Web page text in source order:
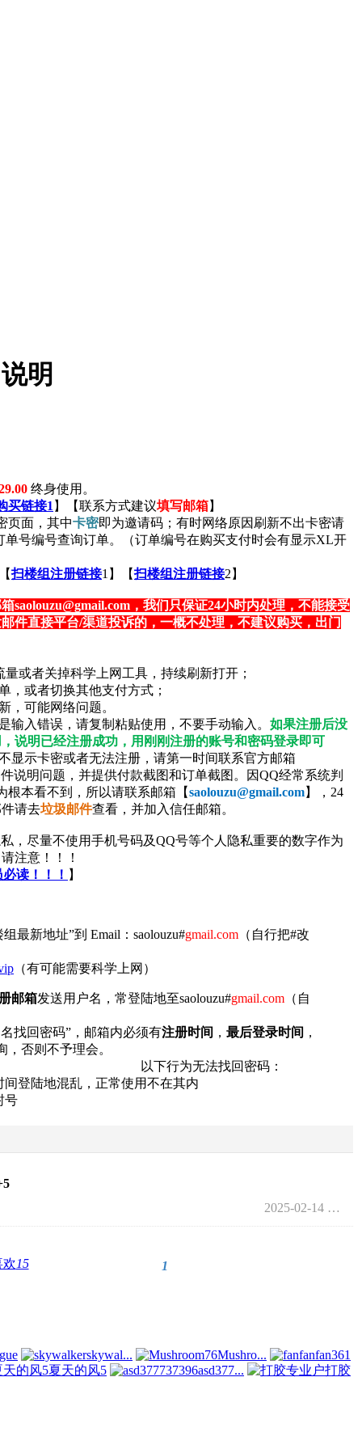
明
终身使用。
买链接1 】【联系方式建议填写邮箱】
页面，其中卡密即为邀请码；有时网络原因刷新不出卡密请
单号编号查询订单。（订单编号在购买支付时会有显示XL开
扫楼组注册链接1】【扫楼组注册链接2】
saolouzu@gmail.com ，我们只保证24小时内处理，不能接受
件直接平台/渠道投诉的，一概不处理，不建议购买，出门
或者关掉科学上网工具，持续刷新打开；
，或者切换其他支付方式；
，可能网络问题。
输入错误，请复制粘贴使用，不要手动输入。 如果注册后没
说明已经注册成功，用刚刚注册的账号和密码登录即可
显示卡密或者无法注册，请第一时间联系官方邮箱
说明问题，并提供付款截图和订单截图。因QQ经常系统判
根本看不到，所以请联系邮箱【saolouzu@gmail.com】，24
请去垃圾邮件查看，并加入信任邮箱。
，尽量不使用手机号码及QQ号等个人隐私重要的数字作为
注意！！！
读！！！ 】
最新地址”到 Email：saolouzu#gmail.com （自行把#改
（有可能需要科学上网）
邮箱发送用户名，常登陆地至saolouzu#gmail.com （自
找回密码”，邮箱内必须有注册时间 ， 最后登录时间 ，
理员查询，否则不予理会。
无法找回密码：
登陆地混乱，正常使用不在其内
号
2025-02-14 23:06
欢15 1
skywal...
Mushro...
夏天的风5
asd377... 打胶